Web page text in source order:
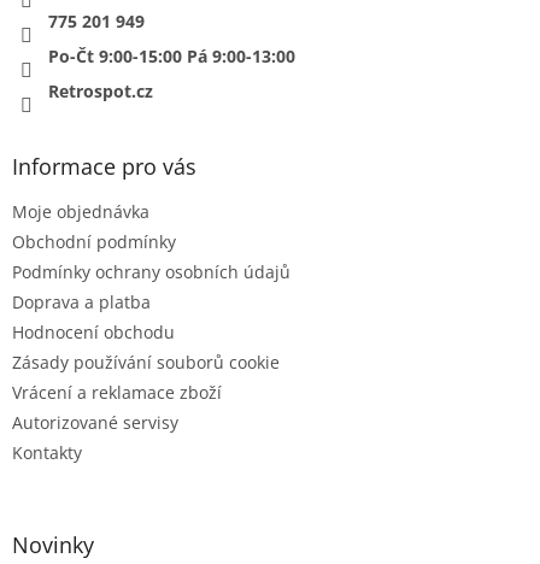
775 201 949
Po-Čt 9:00-15:00 Pá 9:00-13:00
Retrospot.cz
Informace pro vás
Moje objednávka
Obchodní podmínky
Podmínky ochrany osobních údajů
Doprava a platba
Hodnocení obchodu
Zásady používání souborů cookie
Vrácení a reklamace zboží
Autorizované servisy
Kontakty
Novinky